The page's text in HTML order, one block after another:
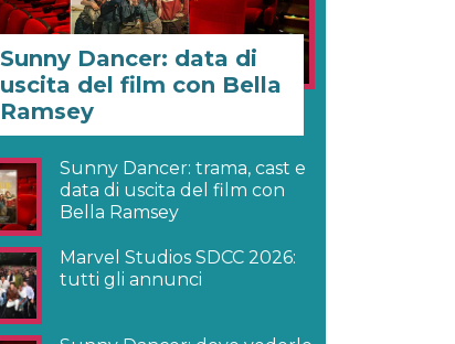
Sunny Dancer: data di
uscita del film con Bella
Ramsey
Sunny Dancer: trama, cast e
data di uscita del film con
Bella Ramsey
Marvel Studios SDCC 2026:
tutti gli annunci